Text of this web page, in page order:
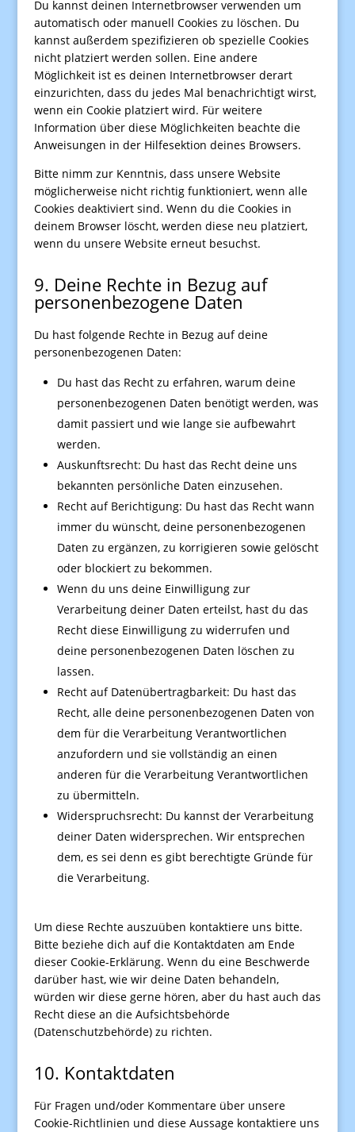
Du kannst deinen Internetbrowser verwenden um
automatisch oder manuell Cookies zu löschen. Du
kannst außerdem spezifizieren ob spezielle Cookies
nicht platziert werden sollen. Eine andere
Möglichkeit ist es deinen Internetbrowser derart
einzurichten, dass du jedes Mal benachrichtigt wirst,
wenn ein Cookie platziert wird. Für weitere
Information über diese Möglichkeiten beachte die
Anweisungen in der Hilfesektion deines Browsers.
Bitte nimm zur Kenntnis, dass unsere Website
möglicherweise nicht richtig funktioniert, wenn alle
Cookies deaktiviert sind. Wenn du die Cookies in
deinem Browser löscht, werden diese neu platziert,
wenn du unsere Website erneut besuchst.
9. Deine Rechte in Bezug auf
personenbezogene Daten
Du hast folgende Rechte in Bezug auf deine
personenbezogenen Daten:
Du hast das Recht zu erfahren, warum deine
personenbezogenen Daten benötigt werden, was
damit passiert und wie lange sie aufbewahrt
werden.
Auskunftsrecht: Du hast das Recht deine uns
bekannten persönliche Daten einzusehen.
Recht auf Berichtigung: Du hast das Recht wann
immer du wünscht, deine personenbezogenen
Daten zu ergänzen, zu korrigieren sowie gelöscht
oder blockiert zu bekommen.
Wenn du uns deine Einwilligung zur
Verarbeitung deiner Daten erteilst, hast du das
Recht diese Einwilligung zu widerrufen und
deine personenbezogenen Daten löschen zu
lassen.
Recht auf Datenübertragbarkeit: Du hast das
Recht, alle deine personenbezogenen Daten von
dem für die Verarbeitung Verantwortlichen
anzufordern und sie vollständig an einen
anderen für die Verarbeitung Verantwortlichen
zu übermitteln.
Widerspruchsrecht: Du kannst der Verarbeitung
deiner Daten widersprechen. Wir entsprechen
dem, es sei denn es gibt berechtigte Gründe für
die Verarbeitung.
Um diese Rechte auszuüben kontaktiere uns bitte.
Bitte beziehe dich auf die Kontaktdaten am Ende
dieser Cookie-Erklärung. Wenn du eine Beschwerde
darüber hast, wie wir deine Daten behandeln,
würden wir diese gerne hören, aber du hast auch das
Recht diese an die Aufsichtsbehörde
(Datenschutzbehörde) zu richten.
10. Kontaktdaten
Für Fragen und/oder Kommentare über unsere
Cookie-Richtlinien und diese Aussage kontaktiere uns